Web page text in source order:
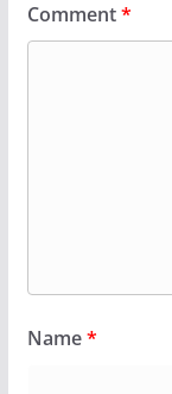
Comment*
Name*